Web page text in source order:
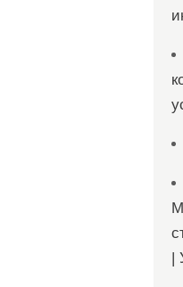
|